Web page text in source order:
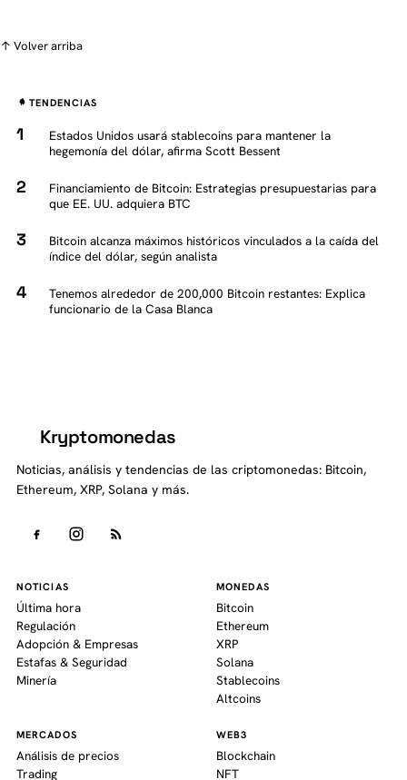
↑ Volver arriba
TENDENCIAS
Estados Unidos usará stablecoins para mantener la
hegemonía del dólar, afirma Scott Bessent
Financiamiento de Bitcoin: Estrategias presupuestarias para
que EE. UU. adquiera BTC
Bitcoin alcanza máximos históricos vinculados a la caída del
índice del dólar, según analista
Tenemos alrededor de 200,000 Bitcoin restantes: Explica
funcionario de la Casa Blanca
Kryptomonedas
Noticias, análisis y tendencias de las criptomonedas: Bitcoin,
Ethereum, XRP, Solana y más.
NOTICIAS
Última hora
Regulación
Adopción & Empresas
Estafas & Seguridad
Minería
MONEDAS
Bitcoin
Ethereum
XRP
Solana
Stablecoins
Altcoins
MERCADOS
Análisis de precios
Trading
WEB3
Blockchain
NFT